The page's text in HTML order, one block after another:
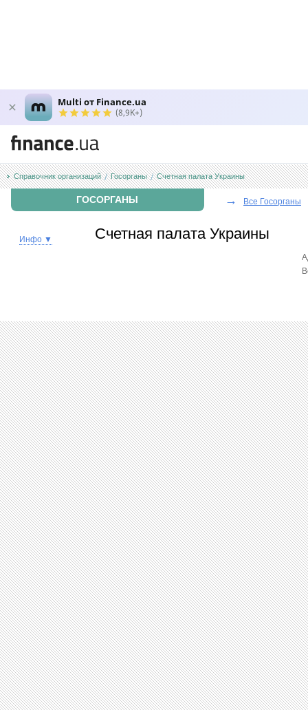
Multi от Finance.ua
(8,9K+)
Справочник организаций Госорганы Счетная палата Украины
ГОСОРГАНЫ → Все Госорганы
Инфо ▼ Счетная палата Украины